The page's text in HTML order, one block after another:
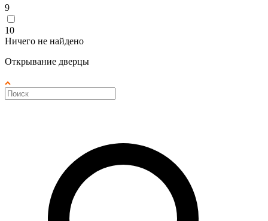
9
10
Ничего не найдено
Открывание дверцы